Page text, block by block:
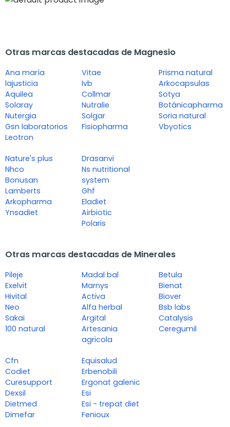
Otras marcas destacadas de Magnesio
Ana maría
lajusticia
Aquilea
Solaray
Nutergia
Gsn laboratorios
Leotron
Vitae
Ivb
Collmar
Nutralie
Solgar
Fisiopharma
Prisma natural
Arkocapsulas
Sotya
Botánicapharma
Soria natural
Vbyotics
Nature's plus
Nhco
Bonusan
Lamberts
Arkopharma
Ynsadiet
Drasanvi
Ns nutritional
system
Ghf
Eladiet
Airbiotic
Polaris
Otras marcas destacadas de Minerales
Pileje
Exelvit
Hivital
Neo
Sakai
100 natural
Madal bal
Marnys
Activa
Alfa herbal
Argital
Artesania
agricola
Betula
Bienat
Biover
Bsb labs
Catalysis
Ceregumil
Cfn
Codiet
Curesupport
Dexsil
Dietmed
Dimefar
Equisalud
Erbenobili
Ergonat galenic
Esi
Esi - trepat diet
Fenioux